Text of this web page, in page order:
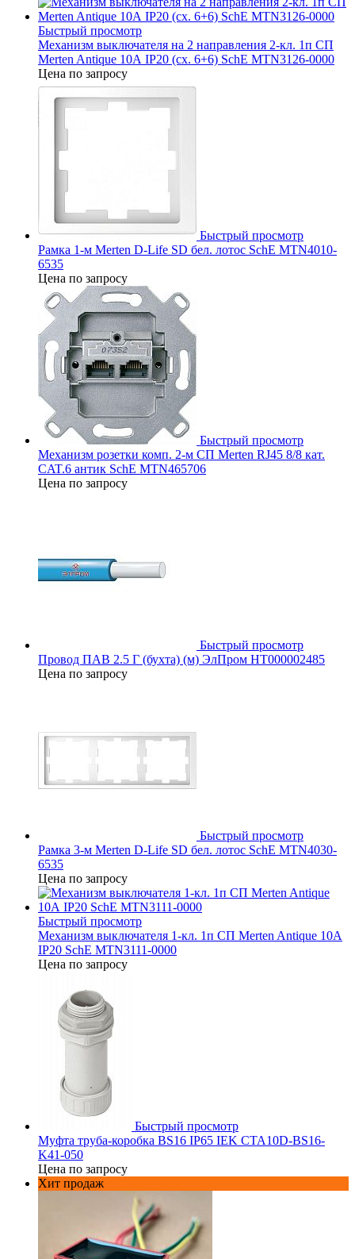
Быстрый просмотр
Механизм выключателя на 2 направления 2-кл. 1п СП
Merten Antique 10А IP20 (сх. 6+6) SchE MTN3126-0000
Цена по запросу
Быстрый просмотр
Рамка 1-м Merten D-Life SD бел. лотос SchE MTN4010-
6535
Цена по запросу
Быстрый просмотр
Механизм розетки комп. 2-м СП Merten RJ45 8/8 кат.
CAT.6 антик SchE MTN465706
Цена по запросу
Быстрый просмотр
Провод ПАВ 2.5 Г (бухта) (м) ЭлПром НТ000002485
Цена по запросу
Быстрый просмотр
Рамка 3-м Merten D-Life SD бел. лотос SchE MTN4030-
6535
Цена по запросу
Быстрый просмотр
Механизм выключателя 1-кл. 1п СП Merten Antique 10А
IP20 SchE MTN3111-0000
Цена по запросу
Быстрый просмотр
Муфта труба-коробка BS16 IP65 IEK CTA10D-BS16-
K41-050
Цена по запросу
Хит продаж